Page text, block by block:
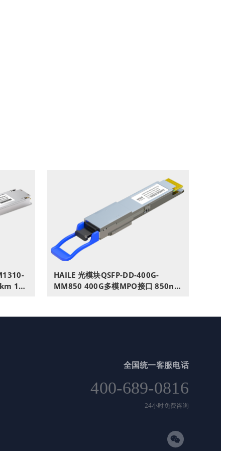
1个
HAILE 光模块QSFP-DD-400G-
MM850 400G多模MPO接口 850nm
全国统一客服电话
400-689-0816
24小时免费咨询